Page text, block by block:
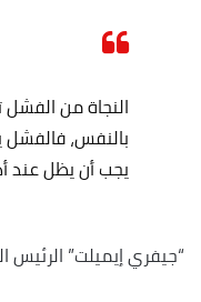
النجاة من
بالنفس، فالفشل
يجب أن يظل عند